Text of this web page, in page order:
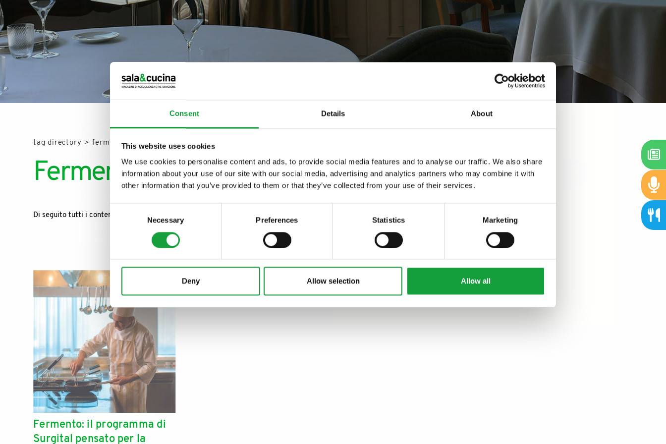
Consent Details About
This website uses cookies
We use cookies to personalise content and ads, to provide social media features and to analyse our traffic. We also share
information about your use of our site with our social media, advertising and analytics partners who may combine it with
other information that you’ve provided to them or that they’ve collected from your use of their services.
Necessary Preferences Statistics Marketing
Deny Allow selection Allow all
tag directory > fermento
Fermento
Di seguito tutti i contenuti taggati con:
ARTICOLI, ARTICOLI
Fermento: il programma di
Surgital pensato per la
ISCRIVITI ALLA
NEWSLETTER
Resta aggiornato su tutte le ultime novita nel